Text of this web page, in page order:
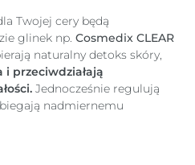
Twojej cery będą
glinek np. Cosmedix CLEAR
naturalny detoks skóry,
i przeciwdziałają
Jednocześnie regulują
nadmiernemu